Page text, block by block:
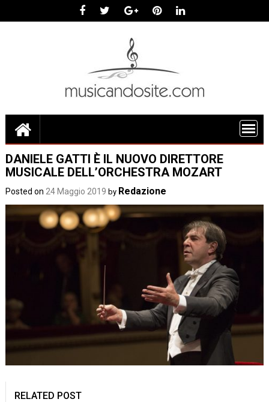
DANIELE GATTI È IL NUOVO DIRETTORE
MUSICALE DELL’ORCHESTRA MOZART
Posted on 24 Maggio 2019 by Redazione
RELATED POST